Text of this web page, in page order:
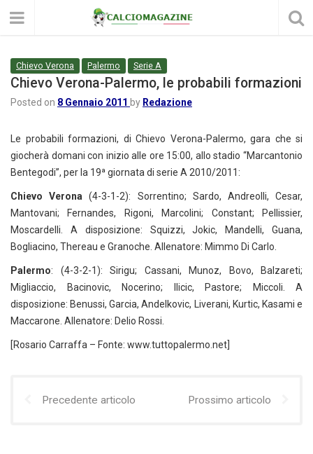
Chievo Verona Palermo Serie A
Chievo Verona-Palermo, le probabili formazioni
Posted on 8 Gennaio 2011 by Redazione
Le probabili formazioni, di Chievo Verona-Palermo, gara che si
giocherà domani con inizio alle ore 15:00, allo stadio “Marcantonio
Bentegodi”, per la 19ª giornata di serie A 2010/2011:
Chievo Verona (4-3-1-2): Sorrentino; Sardo, Andreolli, Cesar,
Mantovani; Fernandes, Rigoni, Marcolini; Constant; Pellissier,
Moscardelli. A disposizione: Squizzi, Jokic, Mandelli, Guana,
Bogliacino, Thereau e Granoche. Allenatore: Mimmo Di Carlo.
Palermo: (4-3-2-1): Sirigu; Cassani, Munoz, Bovo, Balzareti;
Migliaccio, Bacinovic, Nocerino; Ilicic, Pastore; Miccoli. A
disposizione: Benussi, Garcia, Andelkovic, Liverani, Kurtic, Kasami e
Maccarone. Allenatore: Delio Rossi.
[Rosario Carraffa – Fonte: www.tuttopalermo.net]
Precedente articolo Prossimo articolo